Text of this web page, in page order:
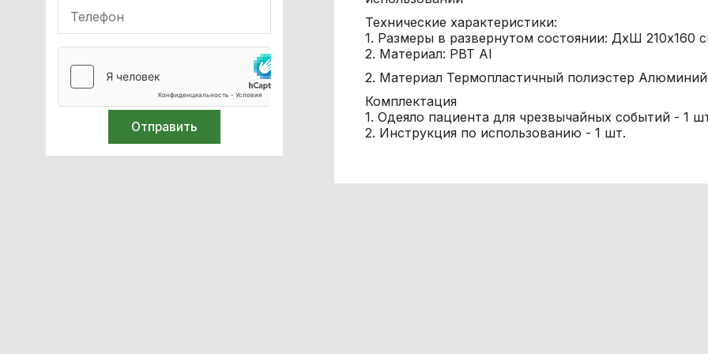
Стерилизация
Лабораторное оборудование
Технические характеристики:
1. Размеры в развернутом состоянии: ДхШ 210х160
2. Материал: PBT Al
2. Материал Термопластичный полиэстер
Комплектация
1. Одеяло пациента для чрезвычайных событий - 1
2. Инструкция по использованию - 1 шт.